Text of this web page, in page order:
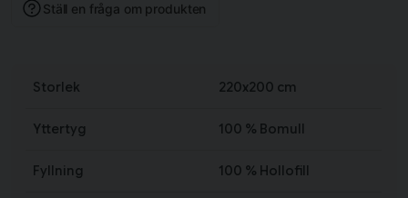
Tillverkad i Sverige 🇸🇪
Ställ en fråga om produkten
Storlek 220x200 cm
Yttertyg 100 % Bomull
Fyllning 100 % Hollofill